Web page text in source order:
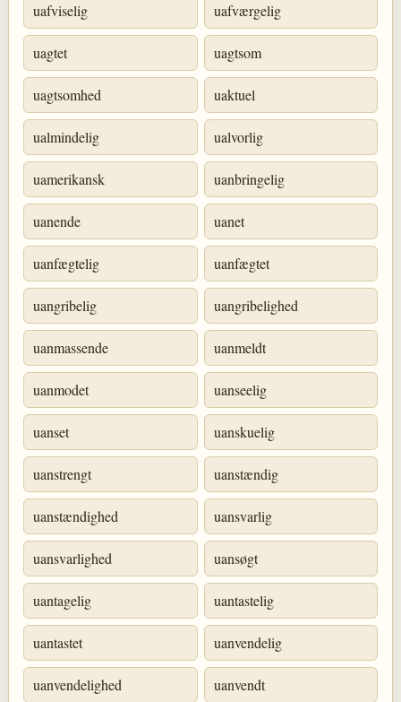
uafviselig uafværgelig
uagtet uagtsom
uagtsomhed uaktuel
ualmindelig ualvorlig
uamerikansk uanbringelig
uanende uanet
uanfægtelig uanfægtet
uangribelig uangribelighed
uanmassende uanmeldt
uanmodet uanseelig
uanset uanskuelig
uanstrengt uanstændig
uanstændighed uansvarlig
uansvarlighed uansøgt
uantagelig uantastelig
uantastet uanvendelig
uanvendelighed uanvendt